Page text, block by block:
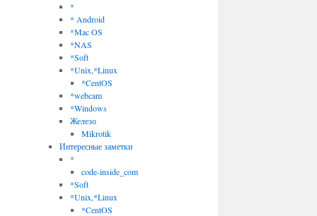
*
* Android
*Mac OS
*NAS
*Soft
*Unix,*Linux
*CentOS
*webcam
*Windows
Железо
Mikrotik
Интересные заметки
*
code-inside_com
*Soft
*Unix,*Linux
*CentOS